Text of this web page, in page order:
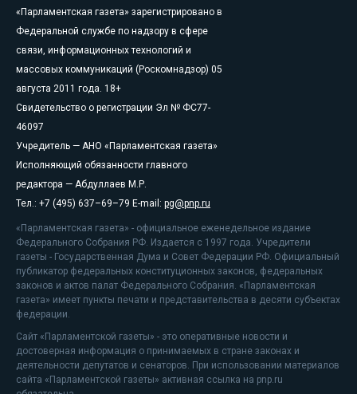
«Парламентская газета» зарегистрировано в
Федеральной службе по надзору в сфере
связи, информационных технологий и
массовых коммуникаций (Роскомнадзор) 05
августа 2011 года. 18+
Свидетельство о регистрации Эл № ФС77-
46097
Учредитель — АНО «Парламентская газета»
Исполняющий обязанности главного
редактора — Абдуллаев М.Р.
Тел.: +7 (495) 637–69–79 E-mail: pg@pnp.ru
«Парламентская газета» - официальное еженедельное издание
Федерального Собрания РФ. Издается с 1997 года. Учредители
газеты - Государственная Дума и Совет Федерации РФ. Официальный
публикатор федеральных конституционных законов, федеральных
законов и актов палат Федерального Собрания. «Парламентская
газета» имеет пункты печати и представительства в десяти субъектах
федерации.
Сайт «Парламентской газеты» - это оперативные новости и
достоверная информация о принимаемых в стране законах и
деятельности депутатов и сенаторов. При использовании материалов
сайта «Парламентской газеты» активная ссылка на pnp.ru